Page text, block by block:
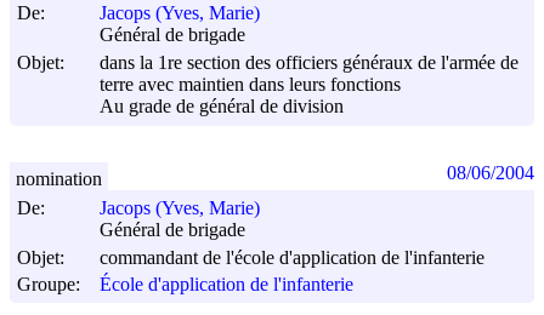
De:
Jacops (Yves, Marie)
Général de brigade
Objet:
dans la 1re section des officiers généraux de l'armée de
terre avec maintien dans leurs fonctions
Au grade de général de division
De:
Jacops (Yves, Marie)
Général de brigade
Objet:
commandant de l'école d'application de l'infanterie
Groupe:
École d'application de l'infanterie
nomination 08/06/2004